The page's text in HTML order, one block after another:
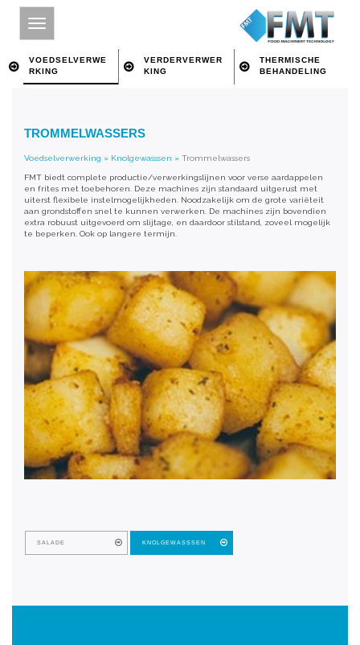
SITE INDEX
VOEDSELVERWERKING
VERDERVERWERKING
CONTACT
ZOEKEN OP TREFWOORD
VOEDSELVERWE
RKING
VERDERVERWER
KING
THERMISCHE
BEHANDELING
TROMMELWASSERS
Voedselverwerking » Knolgewasssen » Trommelwassers
FMT biedt complete productie/verwerkingslijnen voor verse aardappelen
en frites met toebehoren. Deze machines zijn standaard uitgerust met
uiterst flexibele instelmogelijkheden. Noodzakelijk om de grote variëteit
aan grondstoffen snel te kunnen verwerken. De machines zijn bovendien
extra robuust uitgevoerd om slijtage, en daardoor stilstand, zoveel mogelijk
te beperken. Ook op langere termijn.
SALADE KNOLGEWASSSEN